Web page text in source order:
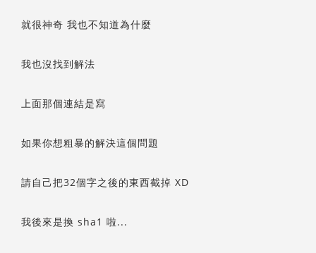
就很神奇 我也不知道為什麼
我也沒找到解法
上面那個連結是寫
如果你想粗暴的解決這個問題
請自己把32個字之後的東西截掉 XD
我後來是換 sha1 啦...